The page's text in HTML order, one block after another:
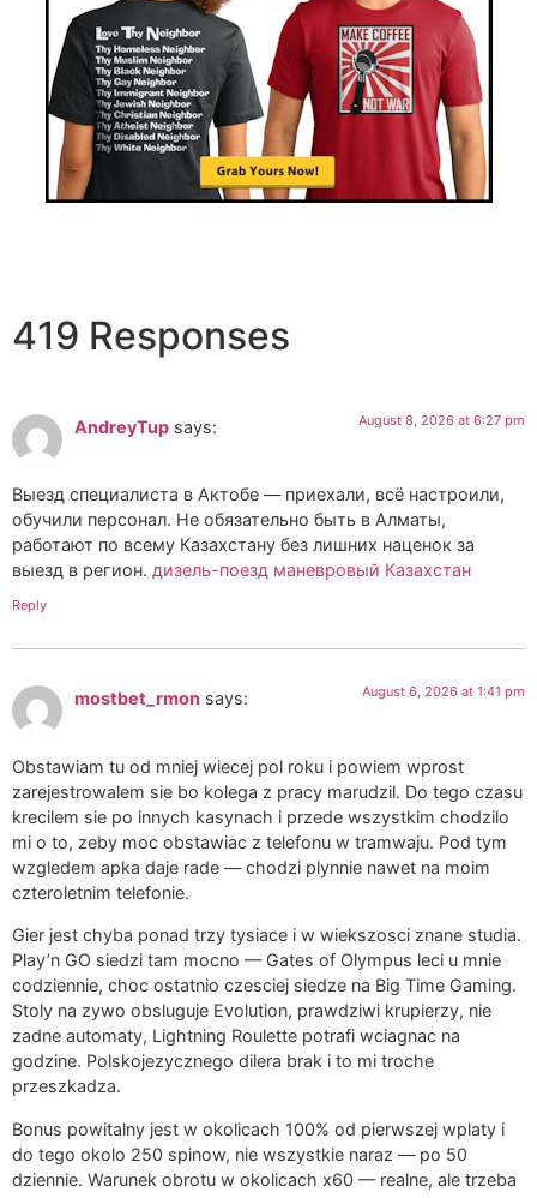
419 Responses
AndreyTup says: August 8, 2026 at 6:27 pm
Выезд специалиста в Актобе — приехали, всё настроили,
обучили персонал. Не обязательно быть в Алматы,
работают по всему Казахстану без лишних наценок за
выезд в регион. дизель-поезд маневровый Казахстан
Reply
mostbet_rmon says: August 6, 2026 at 1:41 pm
Obstawiam tu od mniej wiecej pol roku i powiem wprost
zarejestrowalem sie bo kolega z pracy marudzil. Do tego czasu
krecilem sie po innych kasynach i przede wszystkim chodzilo
mi o to, zeby moc obstawiac z telefonu w tramwaju. Pod tym
wzgledem apka daje rade — chodzi plynnie nawet na moim
czteroletnim telefonie.
Gier jest chyba ponad trzy tysiace i w wiekszosci znane studia.
Play’n GO siedzi tam mocno — Gates of Olympus leci u mnie
codziennie, choc ostatnio czesciej siedze na Big Time Gaming.
Stoly na zywo obsluguje Evolution, prawdziwi krupierzy, nie
zadne automaty, Lightning Roulette potrafi wciagnac na
godzine. Polskojezycznego dilera brak i to mi troche
przeszkadza.
Bonus powitalny jest w okolicach 100% od pierwszej wplaty i
do tego okolo 250 spinow, nie wszystkie naraz — po 50
dziennie. Warunek obrotu w okolicach x60 — realne, ale trzeba